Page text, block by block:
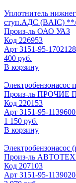
Уплотнитель
ступ.АДС (BAIC)
Произ-ль ОАО УАЗ
Код 226953
Арт 3151-95-
400 руб.
В корзину
Электробензонасос
Произ-ль ПРОЧИЕ
Код 220153
Арт 3151-95-
1 150 руб.
В корзину
Произ-ль
Код 207103
Арт 3151-95-